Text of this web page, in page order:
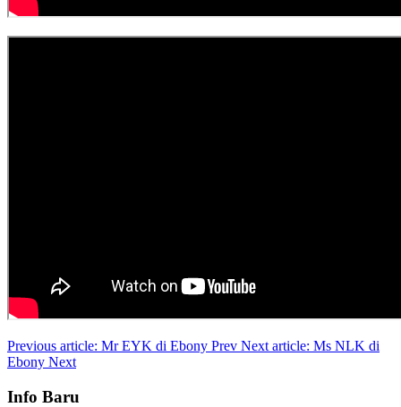
Previous article: Mr EYK di Ebony Prev Next article: Ms NLK di
Ebony Next
Info Baru